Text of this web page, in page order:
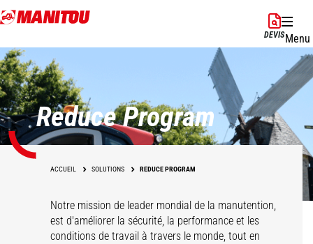
Aller
au
principal
DEVISMenu
Reduce Program
ACCUEIL SOLUTIONS REDUCE PROGRAM
Notre mission de leader mondial de la manutention,
est d'améliorer la sécurité, la performance et les
conditions de travail à travers le monde, tout en